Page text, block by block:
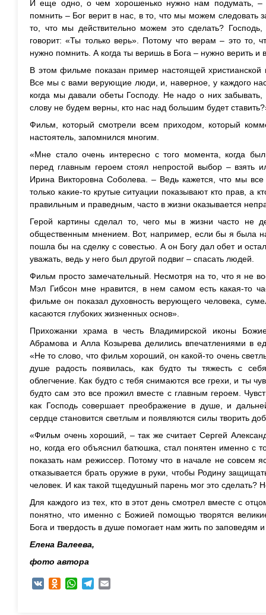
И еще одно, о чем хорошенько нужно нам подумать,
помнить – Бог верит в нас, в то, что мы можем
то, что мы действительно можем это сделать?
говорит: «Ты только верь». Потому что верам – это то,
нужно помнить. А когда ты веришь в Бога – нужно верить и
В этом фильме показан пример настоящей христианской
Все мы с вами верующие люди, и, наверное, у каждого
когда мы давали обеты Господу. Не надо о них
слову не будем верны, кто нас над большим будет
Фильм, который смотрели всем приходом, который
настоятель, запомнился многим.
«Мне стало очень интересно с того момента, когда
перед главным героем стоял непростой выбор – взять
Ирина Викторовна Соболева. – Ведь кажется, что мы
только какие-то крутые ситуации показывают кто прав, а
правильным и праведным, часто в жизни оказывается
Герой картины сделал то, чего мы в жизни часто не
общественным мнением. Вот, например, если бы я была
пошла бы на сделку с совестью. А он Богу дал обет и
уважать, ведь у него был другой подвиг – спасать людей.
Фильм просто замечательный. Несмотря на то, что я не
Мэл Гибсон мне нравится, в нем самом есть какая-то
фильме он показал духовность верующего человека,
касаются глубоких жизненных основ».
Прихожанки храма в честь Владимирской иконы
Абрамова и Алла Козырева делились впечатлениями в
«Не то слово, что фильм хороший, он какой-то очень
душе радость появилась, как будто ты тяжесть с
облегчение. Как будто с тебя снимаются все грехи, и ты
будто сам это все прожил вместе с главным героем.
как Господь совершает преображение в душе, и
сердце становится светлым и появляются силы творить
«Фильм очень хороший, – так же считает Сергей
но, когда его объяснил батюшка, стал понятен именно с
показать нам режиссер. Потому что в начале не совсем
отказывается брать оружие в руки, чтобы Родину
человек. И как такой тщедушный парень мог это
Для каждого из тех, кто в этот день смотрел вместе с
понятно, что именно с Божией помощью творятся
Бога и твердость в душе помогает нам жить по заповедям
Елена Валеева,
фото автора
VK Odnoklassniki
WhatsAppTelegram